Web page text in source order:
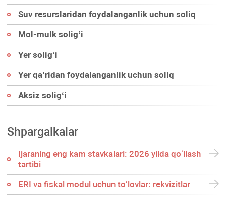
Suv resurslaridan foydalanganlik uchun soliq
Mol-mulk soligʻi
Yer soligʻi
Yer qa’ridan foydalanganlik uchun soliq
Aksiz soligʻi
Shpargalkalar
Ijaraning eng kam stavkalari: 2026 yilda qoʻllash
tartibi
ERI va fiskal modul uchun toʻlovlar: rekvizitlar